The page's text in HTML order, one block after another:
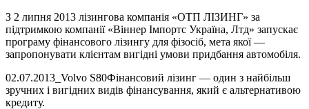
З 2 липня 2013 лізингова компанія «ОТП ЛІЗИНГ» за
підтримкою компанії «Віннер Імпортс Україна, Лтд» запускає
програму фінансового лізингу для фізосіб, мета якої —
запропонувати клієнтам вигідні умови придбання автомобіля.
02.07.2013_Volvo S80Фінансовий лізинг — один з найбільш
зручних і вигідних видів фінансування, який є альтернативою
кредиту.